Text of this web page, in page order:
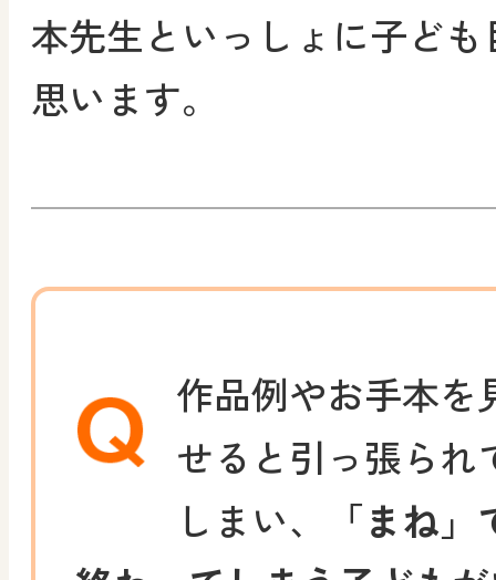
本先生といっしょに子ど
思います。
作品例やお手本を
せると引っ張られ
しまい、
「まね」